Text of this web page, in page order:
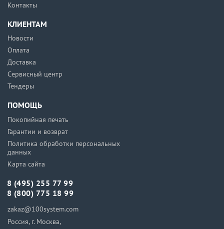
Контакты
КЛИЕНТАМ
Новости
Оплата
Доставка
Сервисный центр
Тендеры
ПОМОЩЬ
Покопийная печать
Гарантии и возврат
Политика обработки персональных
данных
Карта сайта
8 (495) 255 77 99
8 (800) 775 18 99
zakaz@100system.com
Россия, г. Москва,